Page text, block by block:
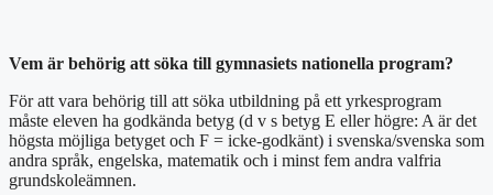
Vem är behörig att söka till gymnasiets nationella program?
För att vara behörig till att söka utbildning på ett yrkesprogram
måste eleven ha godkända betyg (d v s betyg E eller högre: A är det
högsta möjliga betyget och F = icke-godkänt) i svenska/svenska som
andra språk, engelska, matematik och i minst fem andra valfria
grundskoleämnen.